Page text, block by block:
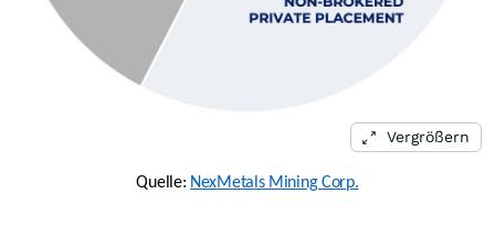
Vergrößern
Quelle: NexMetals Mining Corp.